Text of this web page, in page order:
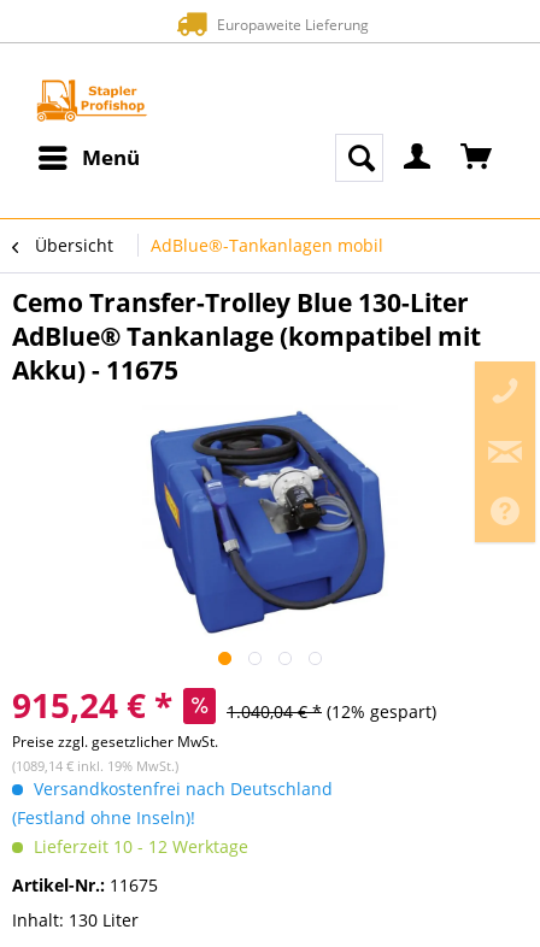
Europaweite Lieferung
Menü
Übersicht AdBlue®-Tankanlagen mobil
Cemo Transfer-Trolley Blue 130-Liter
AdBlue® Tankanlage (kompatibel mit
Akku) - 11675
915,24 € * 1.040,04 € * (12% gespart)
Preise zzgl. gesetzlicher MwSt.
(1089,14 € inkl. 19% MwSt.)
Versandkostenfrei nach Deutschland
(Festland ohne Inseln)!
Lieferzeit 10 - 12 Werktage
Artikel-Nr.: 11675
Inhalt: 130 Liter